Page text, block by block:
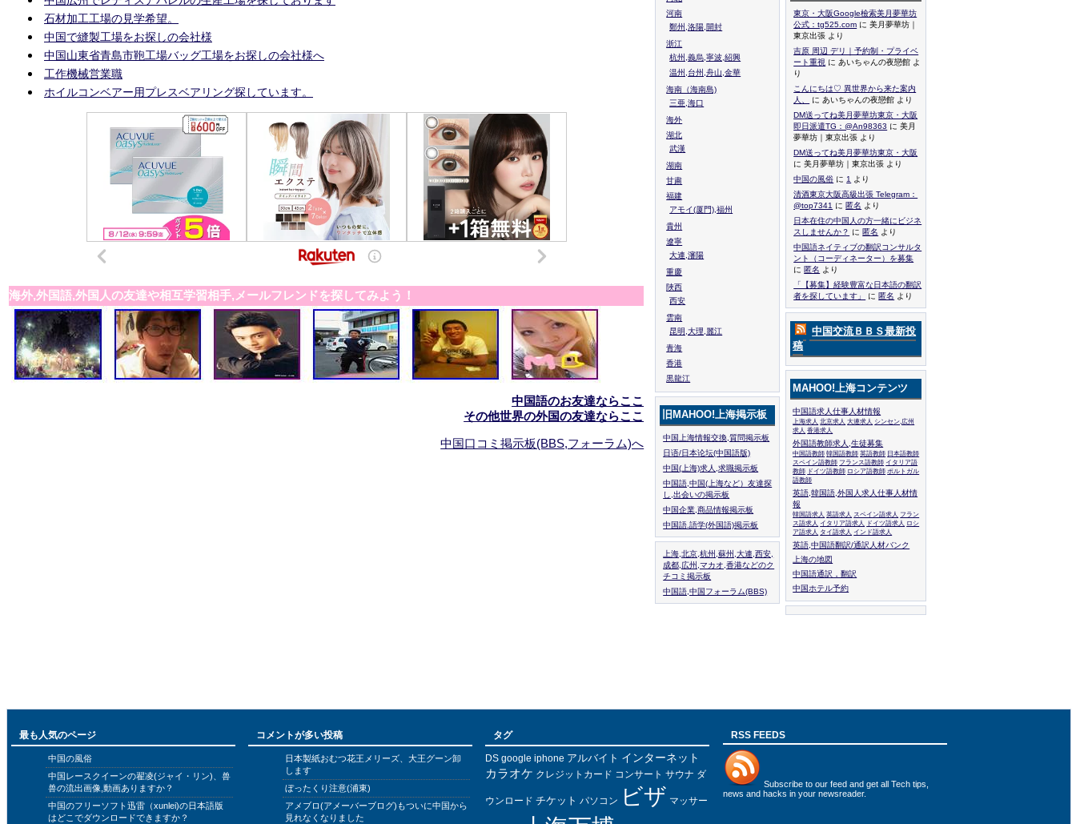
石材加工工場の見学希望。
中国で縫製工場をお探しの会社様
中国山東省青島市鞄工場バッグ工場をお探しの会社様へ
工作機械営業職
ホイルコンベアー用プレスベアリング探しています。
海外,外国語,外国人の友達や相互学習相手,メールフレンドを探してみよう！
中国語のお友達ならここ
その他世界の外国の友達ならここ
中国口コミ掲示板(BBS,フォーラム)へ
河南
鄭州,洛陽,開封
浙江
杭州,義烏,寧波,紹興
温州,台州,舟山,金華
海南（海南島)
三亜,海口
海外
湖北
武漢
湖南
甘粛
福建
アモイ(厦門),福州
貴州
遼寧
大連,瀋陽
重慶
陜西
西安
雲南
昆明,大理,麗江
青海
香港
黒龍江
旧MAHOO!上海掲示板
中国上海情報交換,質問掲示板
日语/日本论坛(中国語版)
中国(上海)求人,求職掲示板
中国語,中国(上海など）友達探
し,出会いの掲示板
中国企業,商品情報掲示板
中国語.語学(外国語)掲示板
上海,北京,杭州,蘇州,大連,西安,
成都,広州,マカオ,香港などのク
チコミ掲示板
中国語,中国フォーラム(BBS)
東京・大阪Google檢索美月夢華坊
公式：tg525.com に 美月夢華坊｜
東京出張 より
吉原 周辺 デリ｜予約制・プライベ
ート重視 に あいちゃんの夜戀館 よ
り
こんにちは♡ 異世界から来た案内
人、
に あいちゃんの夜戀館 より
DM送ってね美月夢華坊東京・大阪
即日派遣TG：@An98363 に 美月
夢華坊｜東京出張 より
DM送ってね美月夢華坊東京・大阪
に 美月夢華坊｜東京出張 より
中国の風俗 に 1
より
清酒東京大阪高級出張 Telegram：
@top7341 に 匿名 より
日本在住の中国人の方一緒にビジネ
スしませんか？ に 匿名 より
中国語ネイティブの翻訳コンサルタ
ント（コーディネーター）を募集
に 匿名 より
「【募集】経験豊富な日本語の翻訳
者を探しています」
に 匿名 より
中国交流ＢＢＳ最新投
稿
MAHOO!上海コンテンツ
中国語求人仕事人材情報
上海求人 北京求人 大連求人 シンセン,広州
求人 香港求人
外国語教師求人,生徒募集
中国語教師 韓国語教師 英語教師 日本語教師
スペイン語教師 フランス語教師 イタリア語
教師 ドイツ語教師 ロシア語教師 ポルトガル
語教師
英語,韓国語,外国人求人仕事人材情
報
韓国語求人 英語求人 スペイン語求人 フラン
ス語求人 イタリア語求人 ドイツ語求人 ロシ
ア語求人 タイ語求人 インド語求人
英語,中国語翻訳/通訳人材バンク
上海の地図
中国語通訳，翻訳
中国ホテル予約
最も人気のページ
中国の風俗
中国レースクイーンの翟凌(ジャイ・リン)、兽
兽の流出画像,動画ありますか？
中国のフリーソフト迅雷（xunlei)の日本語版
はどこでダウンロードできますか？
コメントが多い投稿
日本製紙おむつ花王メリーズ、大王グーン卸
します
ぼったくり注意(浦東)
アメブロ(アメーバーブログ)もついに中国から
見れなくなりました
タグ
DS google iphone アルバイト インターネット
カラオケ クレジットカード コンサート サウナ ダ
ウンロード チケット パソコン ビザ マッサー
RSS FEEDS
Subscribe to our feed and get all Tech tips,
news and hacks in your newsreader.